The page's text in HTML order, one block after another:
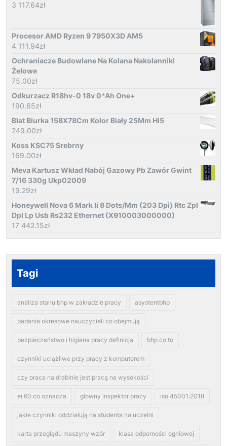
3 117.64zł
Procesor AMD Ryzen 9 7950X3D AM5
4 111.94zł
Ochraniacze Budowlane Na Kolana Nakolanniki
Żelowe
75.00zł
Odkurzacz R18hv-0 18v 0*Ah One+
190.65zł
Blat Biurka 158X78Cm Kolor Biały 25Mm Hi5
249.00zł
Koss KSC75 Srebrny
169.00zł
Meva Kartusz Wkład Nabój Gazowy Pb Zawór Gwint
7/16 330g Ukp02009
19.29zł
Honeywell Nova 6 Mark Ii 8 Dots/Mm (203 Dpi) Rtc Zpl
Dpl Lp Usb Rs232 Ethernet (X910003000000)
17 442.15zł
Tagi
analiza stanu bhp w zakładzie pracy asystentbhp
badania okresowe nauczycieli co obejmują
bezpieczeństwo i higiena pracy definicja bhp co to
czynniki uciążliwe przy pracy z komputerem
czy praca na drabinie jest pracą na wysokości
ei 60 co oznacza glowny inspektor pracy iso 45001:2018
jakie czynniki oddziałują na studenta na uczelni
karta przeglądu maszyny wzór klasa odporności ogniowej